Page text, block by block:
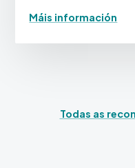
Máis información
Todas as